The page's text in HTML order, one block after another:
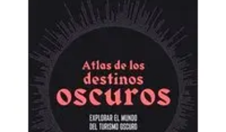
Planificación de Viajes
Consejos de Viaje Sostenibilidad en los
Viajes SosteniblesExperiencias de Viaje
Viaja con Encanto